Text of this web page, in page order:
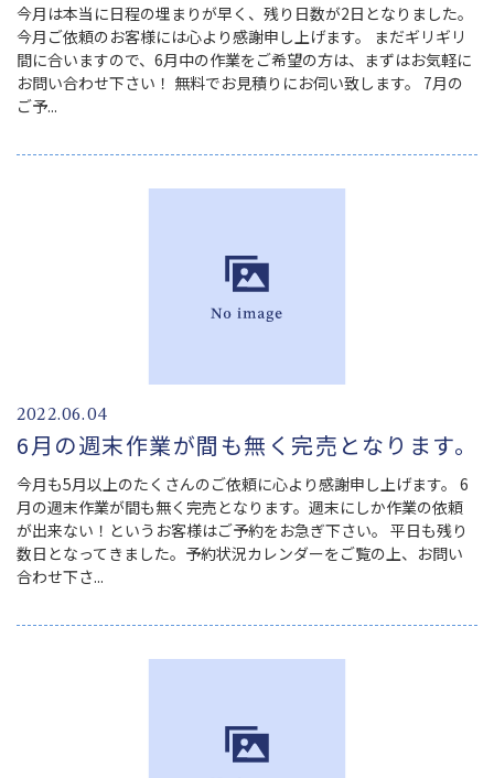
今月は本当に日程の埋まりが早く、残り日数が2日となりました。
今月ご依頼のお客様には心より感謝申し上げます。 まだギリギリ
間に合いますので、6月中の作業をご希望の方は、まずはお気軽に
お問い合わせ下さい！ 無料でお見積りにお伺い致します。 7月の
ご予...
2022.06.04
6月の週末作業が間も無く完売となります。
今月も5月以上のたくさんのご依頼に心より感謝申し上げます。 6
月の週末作業が間も無く完売となります。週末にしか作業の依頼
が出来ない！というお客様はご予約をお急ぎ下さい。 平日も残り
数日となってきました。予約状況カレンダーをご覧の上、お問い
合わせ下さ...